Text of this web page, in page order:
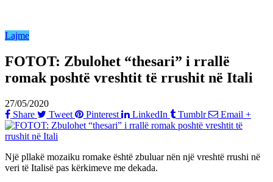
Lajme
FOTOT: Zbulohet “thesari” i rrallë
romak poshtë vreshtit të rrushit në Itali
27/05/2020
Share
Tweet Pinterest LinkedIn Tumblr Email +
Një pllakë mozaiku romake është zbuluar nën një vreshtë rrushi në
veri të Italisë pas kërkimeve me dekada.